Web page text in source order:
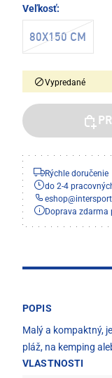
Veľkosť:
80X150 CM
Vypredané
Rýchle doručenie
do 2-4
eshop@
Doprava zdarma
POPIS
Malý a kompaktný,
pláž, na kemping
VLASTNOSTI